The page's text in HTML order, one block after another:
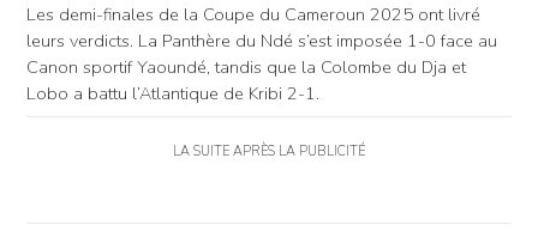
Les demi-finales de la Coupe du Cameroun 2025 ont livré
leurs verdicts. La Panthère du Ndé s’est imposée 1-0 face au
Canon sportif Yaoundé, tandis que la Colombe du Dja et
Lobo a battu l’Atlantique de Kribi 2-1.
LA SUITE APRÈS LA PUBLICITÉ